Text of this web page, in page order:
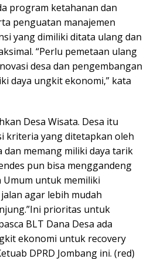
program ketahanan dan
penguatan manajemen
yang dimiliki ditata ulang dan
“Perlu pemetaan ulang
desa dan pengembangan
daya ungkit ekonomi,” kata
Desa Wisata. Desa itu
kriteria yang ditetapkan oleh
dan memang miliki daya tarik
pun bisa menggandeng
Umum untuk memiliki
agar lebih mudah
prioritas untuk
BLT Dana Desa ada
ekonomi untuk recovery
DPRD Jombang ini. (red)